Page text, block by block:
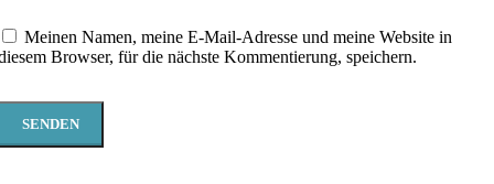
Meinen Namen, meine E-Mail-Adresse und meine Website in
Browser, für die nächste Kommentierung, speichern.